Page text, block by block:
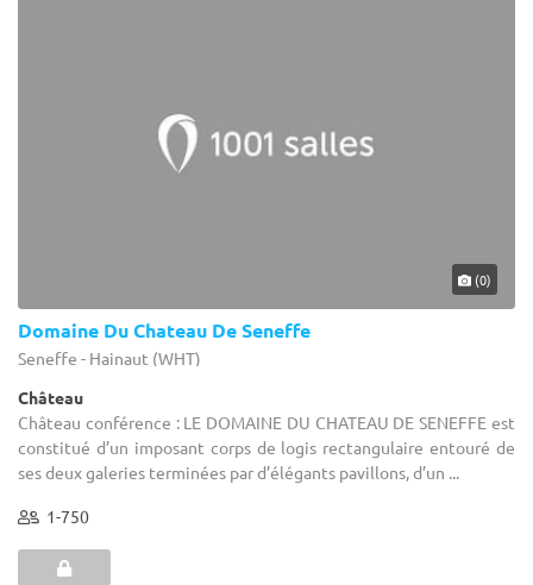
(0)
Domaine Du Chateau De Seneffe
Seneffe - Hainaut (WHT)
Château
Château conférence : LE DOMAINE DU CHATEAU DE SENEFFE est
constitué d’un imposant corps de logis rectangulaire entouré de
ses deux galeries terminées par d’élégants pavillons, d’un ...
1-750